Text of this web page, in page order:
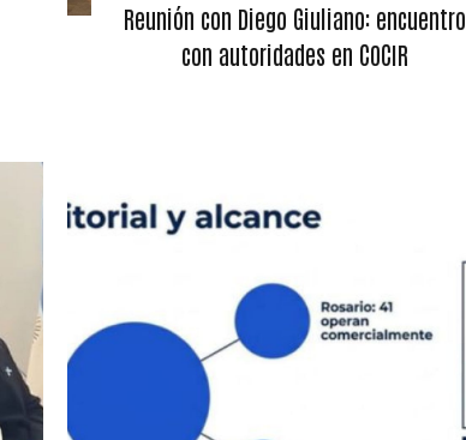
Reunión con Diego Giuliano: encuentro
con autoridades en COCIR